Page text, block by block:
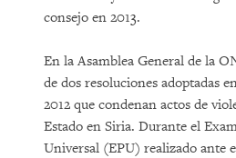
consejo en 2013.
En la Asamblea General de la
de dos resoluciones adoptadas
2012 que condenan actos de
Estado en Siria. Durante el
Universal (EPU) realizado ante